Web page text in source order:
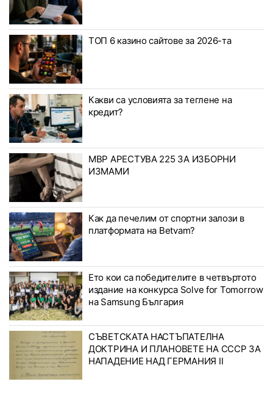
ТОП 6 казино сайтове за 2026-та
Какви са условията за теглене на
кредит?
МВР АРЕСТУВА 225 ЗА ИЗБОРНИ
ИЗМАМИ
Как да печелим от спортни залози в
платформата на Betvam?
Ето кои са победителите в четвъртото
издание на конкурса Solve for Tomorrow
на Samsung България
СЪВЕТСКАТА НАСТЪПАТЕЛНА
ДОКТРИНА И ПЛАНОВЕТЕ НА СССР ЗА
НАПАДЕНИЕ НАД ГЕРМАНИЯ II